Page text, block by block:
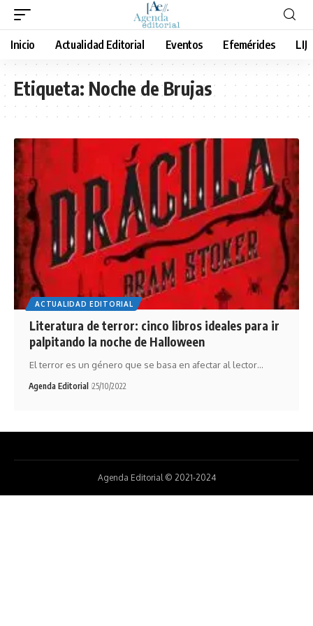
Inicio Actualidad Editorial Eventos Efemérides LIJ
Etiqueta:Noche de Brujas
ACTUALIDAD EDITORIAL
Literatura de terror: cinco libros ideales para ir
palpitando la noche de Halloween
El terror es un género que se basa en afectar al lector…
Agenda Editorial 25/10/2022
Agenda Editorial © 2021-2024